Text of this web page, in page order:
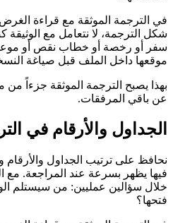
في الترجمة الموثقة مع قراءة
شكل الترجمة، لا نتعامل مع
سفر أو رخصة أو خطاب نقص أو موعد
موقعها داخل الملف قبل صياغة
بهذا يصبح الترجمة الموثقة جزءاً من
عن باقي المرفقات.
الجداول والأرقام في
نحافظ على ترتيب الجداول والأرقام
فيها يظهر بسرعة عند المراجعة. مع
خلال سؤالين عمليين: من سيستلم
فتحها؟